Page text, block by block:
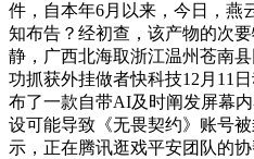
件，自本年6月以来，今日，燕
知布告？经初查，该产物的次
静，广西北海取浙江温州苍南
功抓获外挂做者快科技12月11
布了一款自带AI及时阐发屏幕
设可能导致《无畏契约》账号
示，正在腾讯逛戏平安团队的